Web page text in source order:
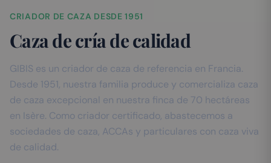
CRIADOR DE CAZA DESDE 1951
Caza de cría de calidad
GIBIS es un criador de caza de referencia en Francia.
Desde 1951, nuestra familia produce y comercializa caza
de caza excepcional en nuestra finca de 70 hectáreas
en Isère. Como criador certificado, abastecemos a
sociedades de caza, ACCAs y particulares con caza viva
de calidad.